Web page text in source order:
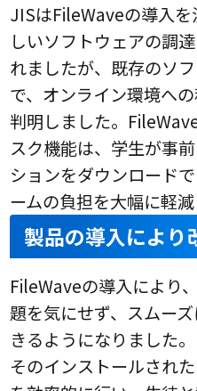
JISはFileWaveの導入
しいソフトウェアの調
れましたが、既存のソ
で、オンライン環境へ
判明しました。
スク機能は、学生が事
ションをダウンロード
ームの負担を大幅に軽減
製品の導入により
FileWaveの導入により
題を気にせず、スムー
きるようになりました
そのインストールされ